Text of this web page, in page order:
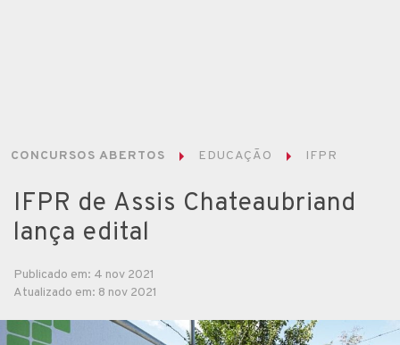
CONCURSOS ABERTOS EDUCAÇÃO IFPR
IFPR de Assis Chateaubriand
lança edital
Publicado em: 4 nov 2021
Atualizado em: 8 nov 2021